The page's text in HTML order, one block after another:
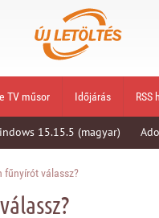
TV műsor Időjárás RSS
15.15.5 (magyar)
fűnyírót válassz?